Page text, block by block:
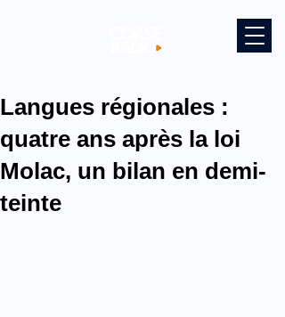
Langues régionales :
quatre ans après la loi
Molac, un bilan en demi-
teinte